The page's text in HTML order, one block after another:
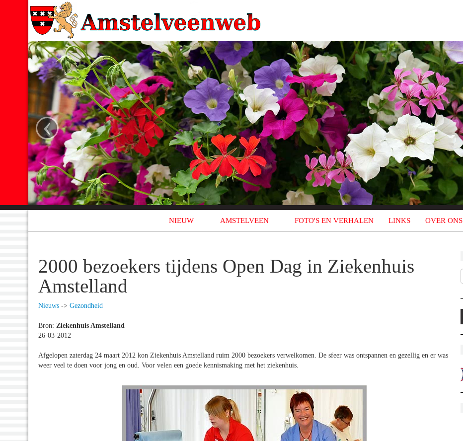
‹
NIEUW AMSTELVEEN FOTO'S EN VERHALEN LINKS OVER ONS
2000 bezoekers tijdens Open Dag in Ziekenhuis
Amstelland
Nieuws -> Gezondheid
Bron: Ziekenhuis Amstelland
26-03-2012
Afgelopen zaterdag 24 maart 2012 kon Ziekenhuis Amstelland ruim 2000 bezoekers verwelkomen. De sfeer was ontspannen en gezellig en er was
weer veel te doen voor jong en oud. Voor velen een goede kennismaking met het ziekenhuis.